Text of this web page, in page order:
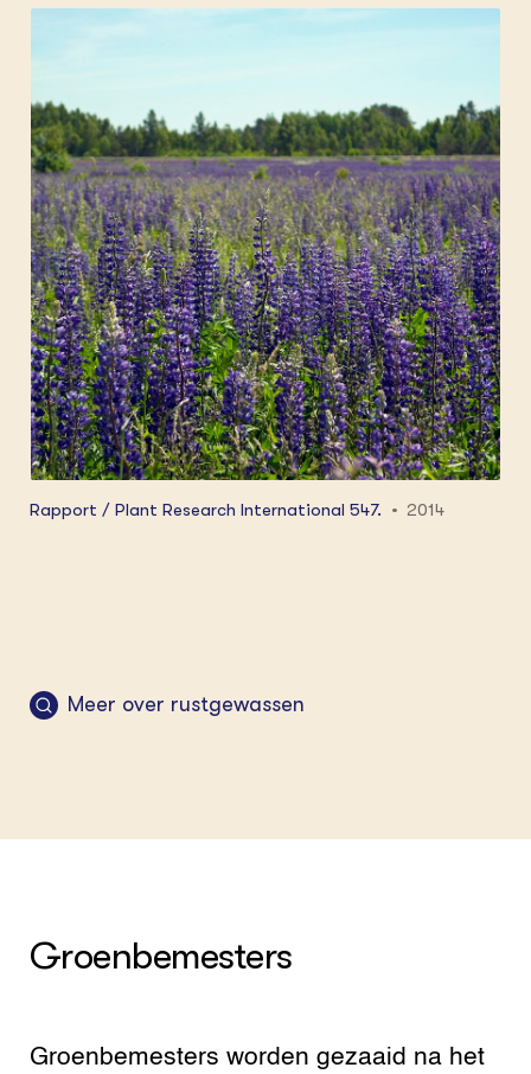
maatregel voor EFA's (Ecological Focus Area's)
heeft het Ministerie van Economische Zaken
naar de ecologische waarde van die gewassen.
De basis van deze inventarisatie wordt
gevormd door wetenschappelijke publicaties en
teelthandleidingen over deze gewassen,
aangevuld met informatie die via internet
beschikbaar is en expertise van
gewasdeskundigen en biologen, eigen
veldkennis en ongepubliceerde resultaten.
Rapport / Plant Research International 547. 2014
Meer over rustgewassen
Groenbemesters
Groenbemesters worden gezaaid na het